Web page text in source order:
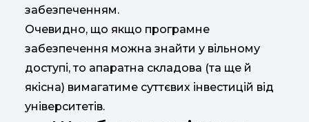
забезпеченням.
Очевидно, що якщо програмне
забезпечення можна знайти у вільному
доступі, то апаратна складова (та ще й
якісна) вимагатиме суттєвих інвестицій від
університетів.